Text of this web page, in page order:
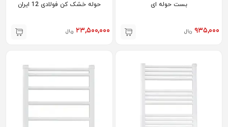
بست حوله ای
۹۳۵,۰۰۰ ریال
حوله خشک کن فولادی 12 ایران
۲۳,۵۰۰,۰۰۰ ریال